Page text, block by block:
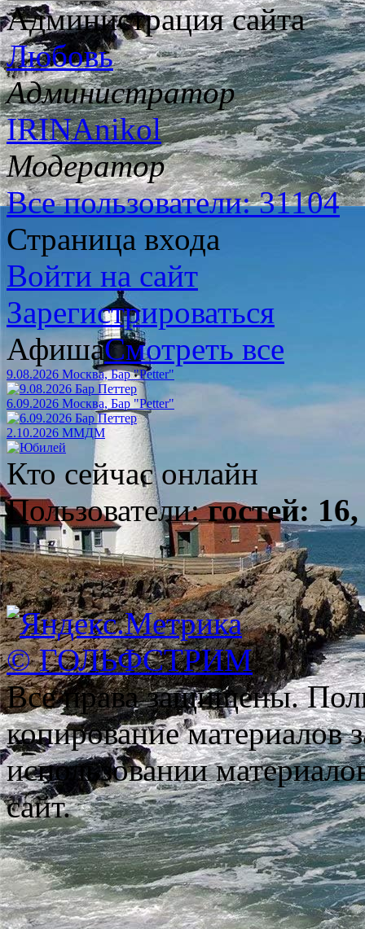
Администрация сайта
Любовь
Администратор
IRINAnikol
Модератор
Все пользователи: 31104
Страница входа
Войти на сайт
Зарегистрироваться
АфишаСмотреть все
9.08.2026 Москва, Бар "Petter"
6.09.2026 Москва, Бар "Petter"
2.10.2026 ММДМ
Кто сейчас онлайн
Пользователи:гостей:
© ГОЛЬФСТРИМ
Все права защищены.
копирование материалов
использовании
сайт.